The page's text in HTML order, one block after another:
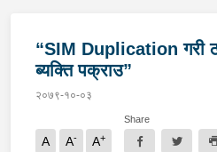
“SIM Duplication गरी
ब्यक्ति पक्राउ”
२०७९-१०-०३
A A- A+
Share